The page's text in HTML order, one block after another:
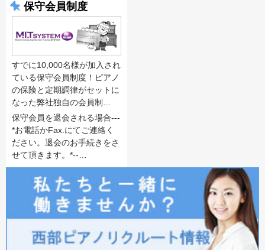
保守会員制度
すでに10,000名様が加入され
ている保守会員制度！ピアノ
の保険と定期調律がセットに
なった弊社独自の会員制…
保守会員を退会される場合---
*お電話かFax.にてご連絡く
ださい。退会のお手続きをさ
せて頂きます。*--…